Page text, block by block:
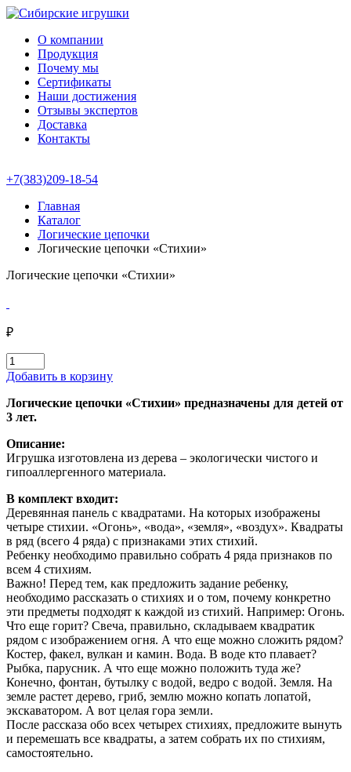
О компании
Продукция
Почему мы
Сертификаты
Наши достижения
Отзывы экспертов
Доставка
Контакты
+7(383)209-18-54
Главная
Каталог
Логические цепочки
Логические цепочки «Стихии»
Логические цепочки «Стихии»
₽
Добавить в корзину
Логические цепочки «Стихии» предназначены для детей от
3 лет.
Описание:
Игрушка изготовлена из дерева – экологически чистого и
гипоаллергенного материала.
В комплект входит:
Деревянная панель с квадратами. На которых изображены
четыре стихии. «Огонь», «вода», «земля», «воздух». Квадраты
в ряд (всего 4 ряда) с признаками этих стихий.
Ребенку необходимо правильно собрать 4 ряда признаков по
всем 4 стихиям.
Важно! Перед тем, как предложить задание ребенку,
необходимо рассказать о стихиях и о том, почему конкретно
эти предметы подходят к каждой из стихий. Например: Огонь.
Что еще горит? Свеча, правильно, складываем квадратик
рядом с изображением огня. А что еще можно сложить рядом?
Костер, факел, вулкан и камин. Вода. В воде кто плавает?
Рыбка, парусник. А что еще можно положить туда же?
Конечно, фонтан, бутылку с водой, ведро с водой. Земля. На
земле растет дерево, гриб, землю можно копать лопатой,
экскаватором. А вот целая гора земли.
После рассказа обо всех четырех стихиях, предложите вынуть
и перемешать все квадраты, а затем собрать их по стихиям,
самостоятельно.